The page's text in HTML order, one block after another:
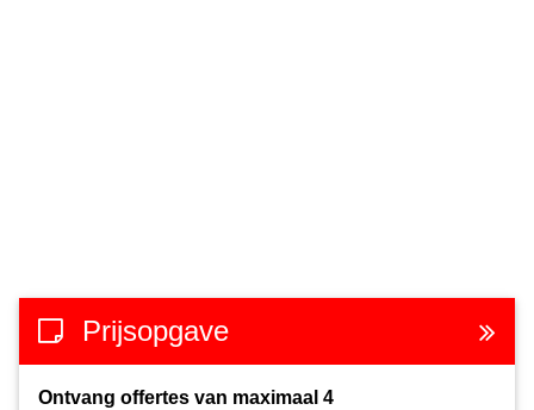
Prijsopgave
Ontvang offertes van maximaal 4